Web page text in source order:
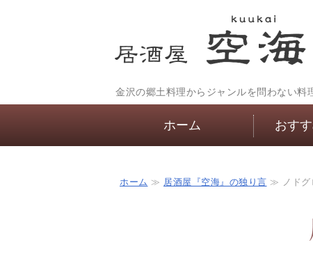
金沢の郷土料理からジャンルを問わない料
ホーム おす
ホーム ≫ 居酒屋『空海』の独り言 ≫ ノドグ